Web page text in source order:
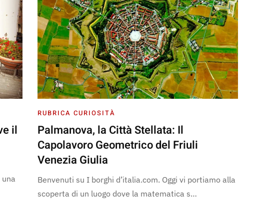
il
RUBRICA CURIOSITÀ
Palmanova, la Città Stellata: Il
Capolavoro Geometrico del Friuli
Venezia Giulia
Benvenuti su I borghi d’italia.com. Oggi vi portiamo alla
scoperta di un luogo dove la matematica s…